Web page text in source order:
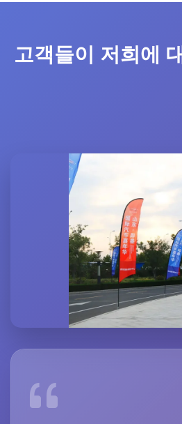
고객들이 저희에